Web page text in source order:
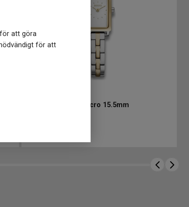
för att göra
för att
SKAGEN Hagen Micro 15.5mm